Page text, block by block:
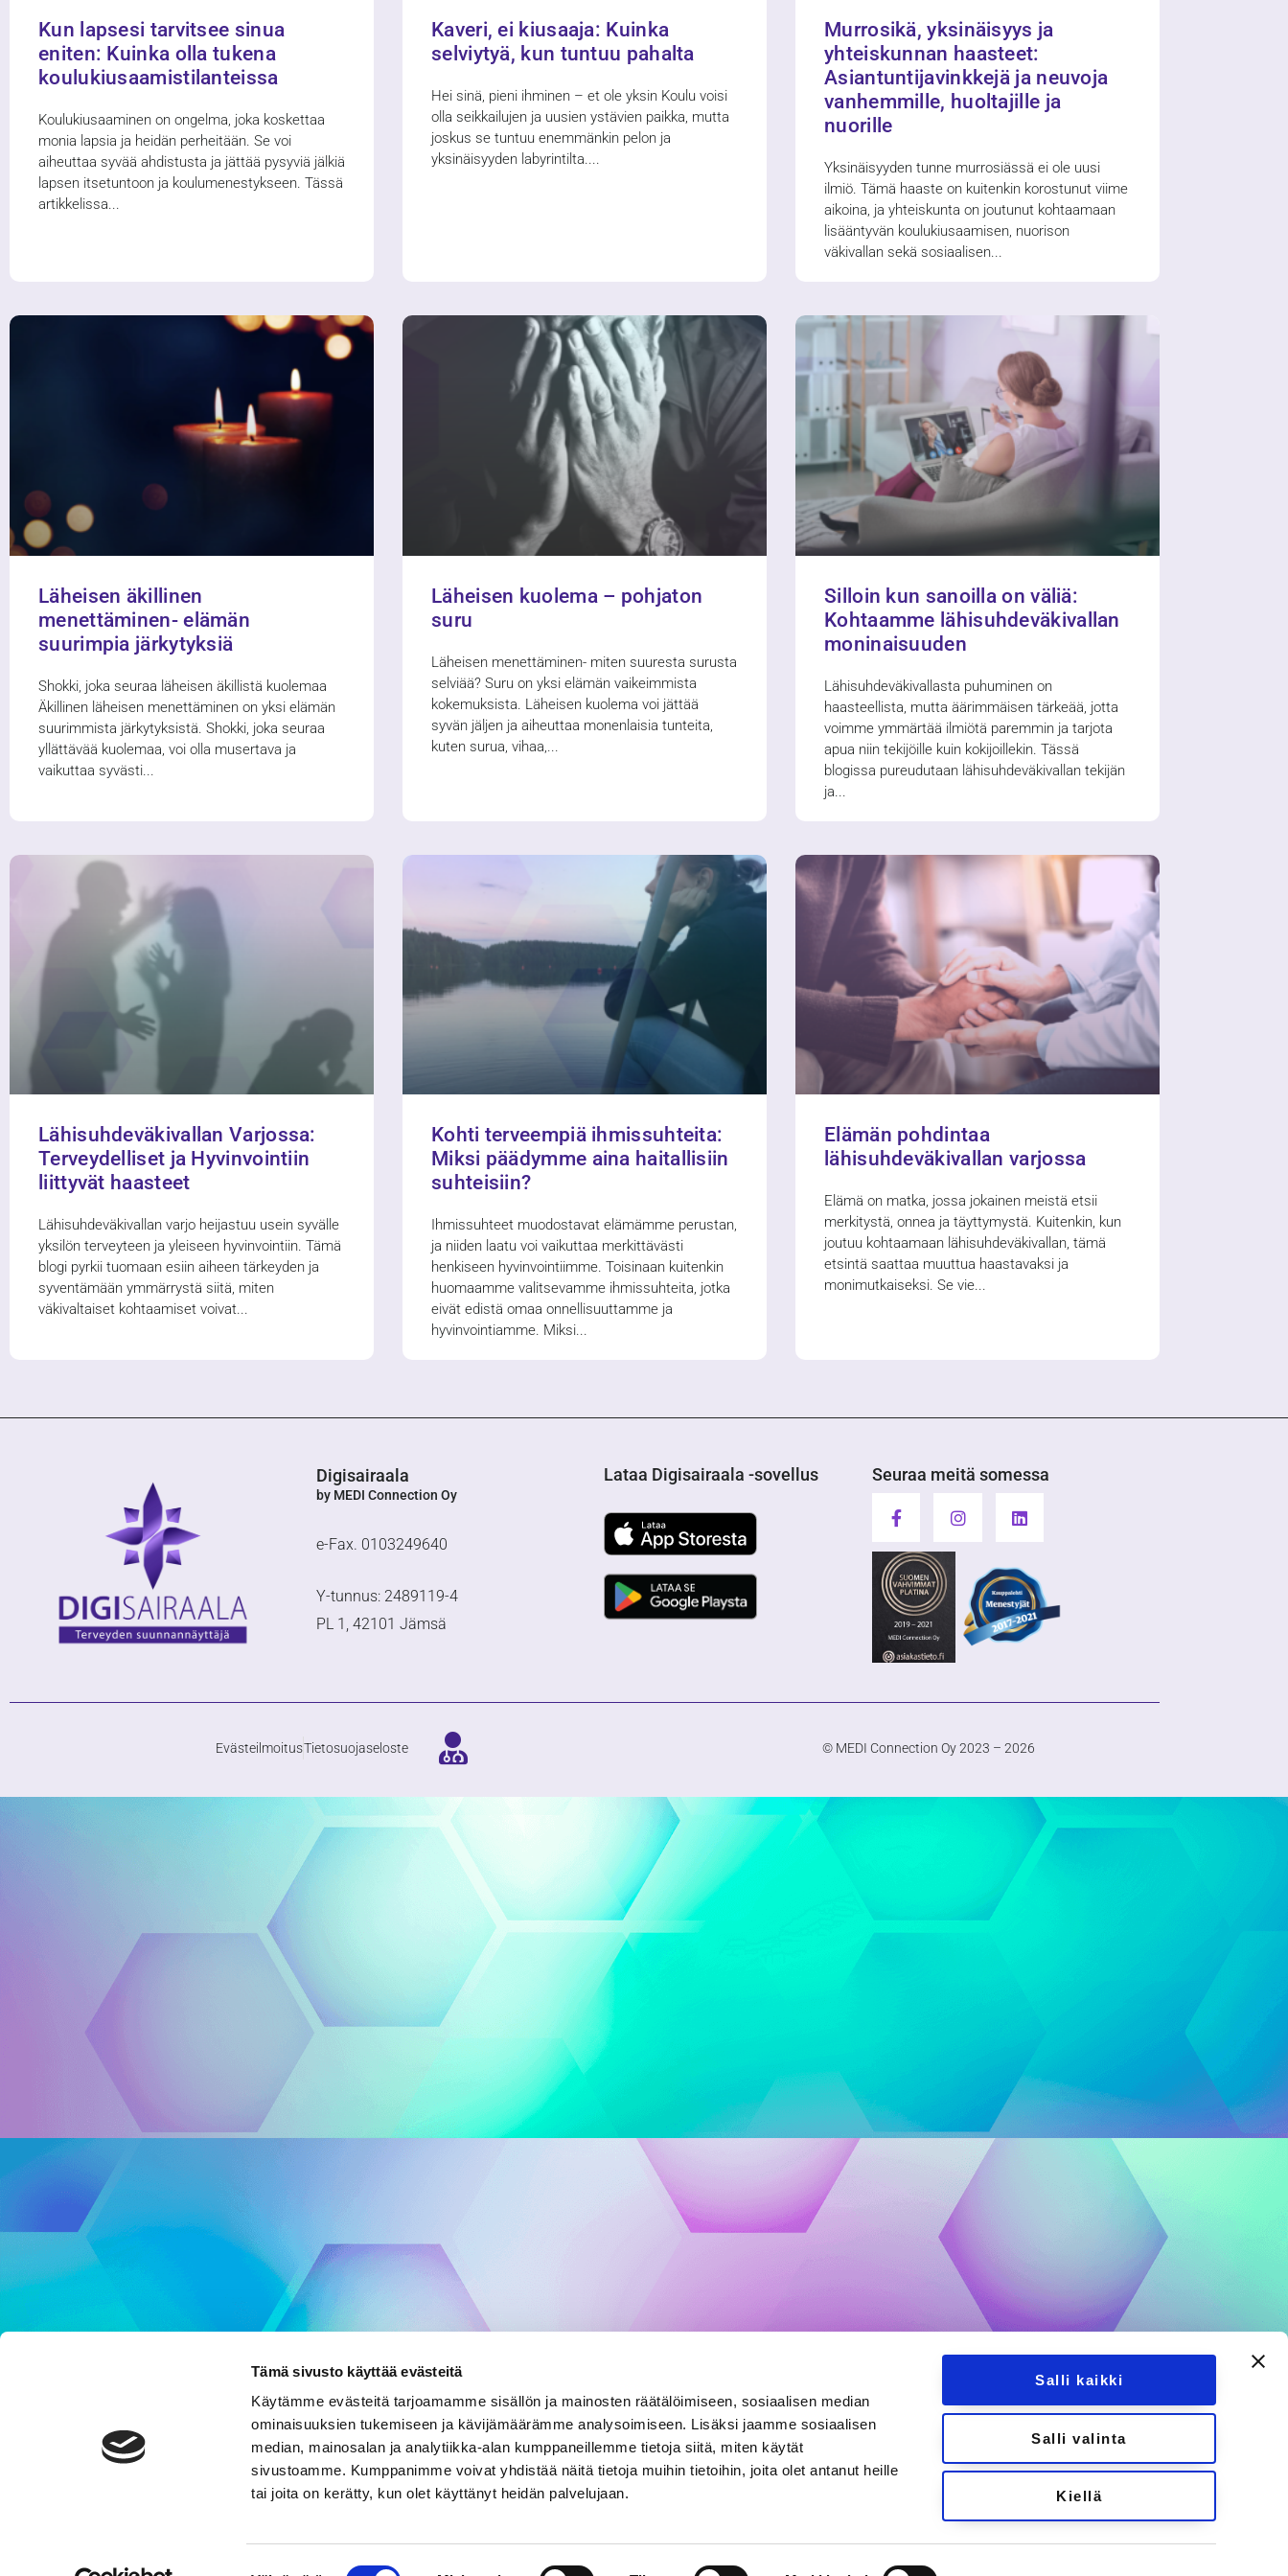
Tämä sivusto käyttää evästeitä
Käytämme evästeitä tarjoamamme sisällön ja mainosten räätälöimiseen, sosiaalisen median
ominaisuuksien tukemiseen ja kävijämäärämme analysoimiseen. Lisäksi jaamme sosiaalisen
median, mainosalan ja analytiikka-alan kumppaneillemme tietoja siitä, miten käytät
sivustoamme. Kumppanimme voivat yhdistää näitä tietoja muihin tietoihin, joita olet antanut heille
tai joita on kerätty, kun olet käyttänyt heidän palvelujaan.
Salli kaikki
Salli valinta
Kiellä
Kun lapsesi tarvitsee sinua
eniten: Kuinka olla tukena
koulukiusaamistilanteissa
Koulukiusaaminen on ongelma, joka koskettaa
monia lapsia ja heidän perheitään. Se voi
aiheuttaa syvää ahdistusta ja jättää pysyviä jälkiä
lapsen itsetuntoon ja koulumenestykseen. Tässä
artikkelissa
Kaveri, ei kiusaaja: Kuinka
selviytyä, kun tuntuu pahalta
Hei sinä, pieni ihminen – et ole yksin Koulu voisi
olla seikkailujen ja uusien ystävien paikka, mutta
joskus se tuntuu enemmänkin pelon ja
yksinäisyyden labyrintilta.
Murrosikä, yksinäisyys ja
yhteiskunnan haasteet:
Asiantuntijavinkkejä ja neuvoja
vanhemmille, huoltajille ja
nuorille
Yksinäisyyden tunne murrosiässä ei ole uusi
ilmiö. Tämä haaste on kuitenkin korostunut viime
aikoina, ja yhteiskunta on joutunut kohtaamaan
lisääntyvän koulukiusaamisen, nuorison
väkivallan sekä sosiaalisen
Läheisen äkillinen
menettäminen- elämän
suurimpia järkytyksiä
Shokki, joka seuraa läheisen äkillistä kuolemaa
Äkillinen läheisen menettäminen on yksi elämän
suurimmista järkytyksistä. Shokki, joka seuraa
yllättävää kuolemaa, voi olla musertava ja
vaikuttaa syvästi
Läheisen kuolema – pohjaton
suru
Läheisen menettäminen- miten suuresta surusta
selviää? Suru on yksi elämän vaikeimmista
kokemuksista. Läheisen kuolema voi jättää
syvän jäljen ja aiheuttaa monenlaisia tunteita,
kuten surua, vihaa,
Silloin kun sanoilla on väliä:
Kohtaamme lähisuhdeväkivallan
moninaisuuden
Lähisuhdeväkivallasta puhuminen on
haasteellista, mutta äärimmäisen tärkeää, jotta
voimme ymmärtää ilmiötä paremmin ja tarjota
apua niin tekijöille kuin kokijoillekin. Tässä
blogissa pureudutaan lähisuhdeväkivallan tekijän
ja
Lähisuhdeväkivallan Varjossa:
Terveydelliset ja Hyvinvointiin
liittyvät haasteet
Lähisuhdeväkivallan varjo heijastuu usein syvälle
yksilön terveyteen ja yleiseen hyvinvointiin. Tämä
blogi pyrkii tuomaan esiin aiheen tärkeyden ja
syventämään ymmärrystä siitä, miten
väkivaltaiset kohtaamiset voivat
Kohti terveempiä ihmissuhteita:
Miksi päädymme aina haitallisiin
suhteisiin?
Ihmissuhteet muodostavat elämämme perustan,
ja niiden laatu voi vaikuttaa merkittävästi
henkiseen hyvinvointiimme. Toisinaan kuitenkin
huomaamme valitsevamme ihmissuhteita, jotka
eivät edistä omaa onnellisuuttamme ja
hyvinvointiamme. Miksi
Elämän pohdintaa
lähisuhdeväkivallan varjossa
Elämä on matka, jossa jokainen meistä etsii
merkitystä, onnea ja täyttymystä. Kuitenkin, kun
joutuu kohtaamaan lähisuhdeväkivallan, tämä
etsintä saattaa muuttua haastavaksi ja
monimutkaiseksi. Se vie
Digisairaala
by MEDI Connection Oy
e-Fax. 0103249640
Y-tunnus: 2489119-4
PL 1, 42101 Jämsä
Lataa Digisairaala -sovellus Seuraa meitä somessa
EvästeilmoitusTietosuojaseloste © MEDI Connection Oy 2023 – 2026